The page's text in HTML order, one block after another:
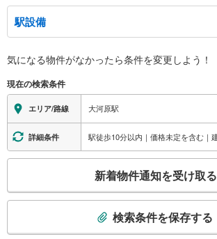
駅設備
※段差なしでの移動経路
地上⇔改札⇔ホーム：×
気になる物件がなかったら条件を変更しよう！
現在の検索条件
エリア/路線 大河原駅
詳細条件
検
新着物件通知を受け取る
検索条件を保存する